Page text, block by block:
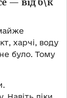
харчі, воду
було. Тому